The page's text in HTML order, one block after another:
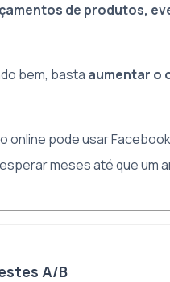
de produtos,
bem, basta aumentar o
online pode usar
meses até que um
A/B